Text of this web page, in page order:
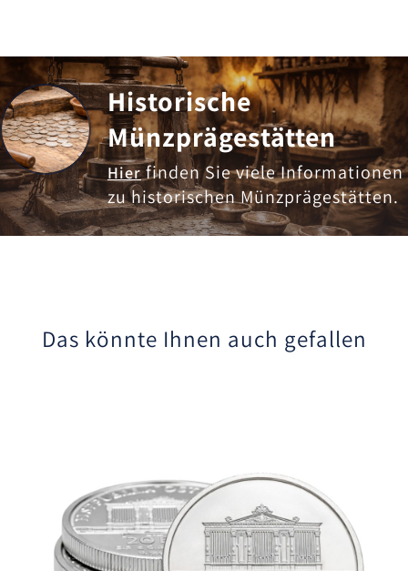
Historische
Münzprägestätten
Hierfinden Sie viele Informationen
zu historischen Münzprägestätten.
Das könnte Ihnen auch gefallen